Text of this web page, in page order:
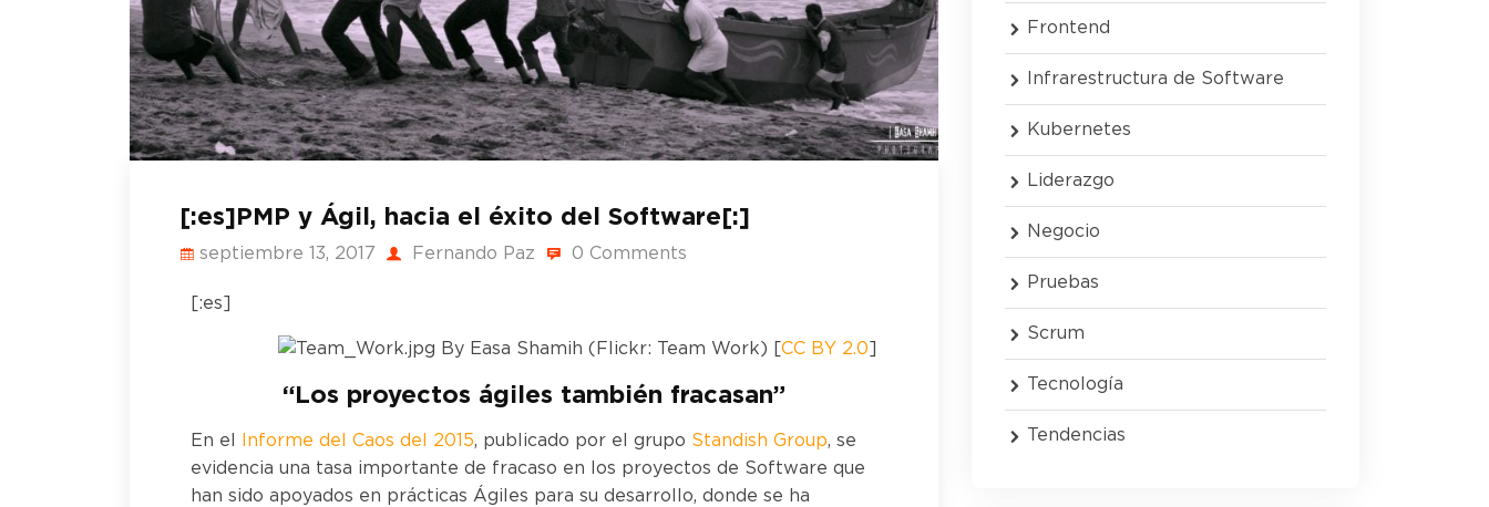
[:es]PMP y Ágil, hacia el éxito del Software[:]
septiembre 13, 2017 Fernando Paz 0 Comments
[:es]
By Easa Shamih (Flickr: Team Work) [CC BY 2.0]
“Los proyectos ágiles también fracasan”
En el Informe del Caos del 2015, publicado por el grupo Standish Group, se
evidencia una tasa importante de fracaso en los proyectos de Software que
han sido apoyados en prácticas Ágiles para su desarrollo, donde se ha
Frontend
Infrarestructura de Software
Kubernetes
Liderazgo
Negocio
Pruebas
Scrum
Tecnología
Tendencias